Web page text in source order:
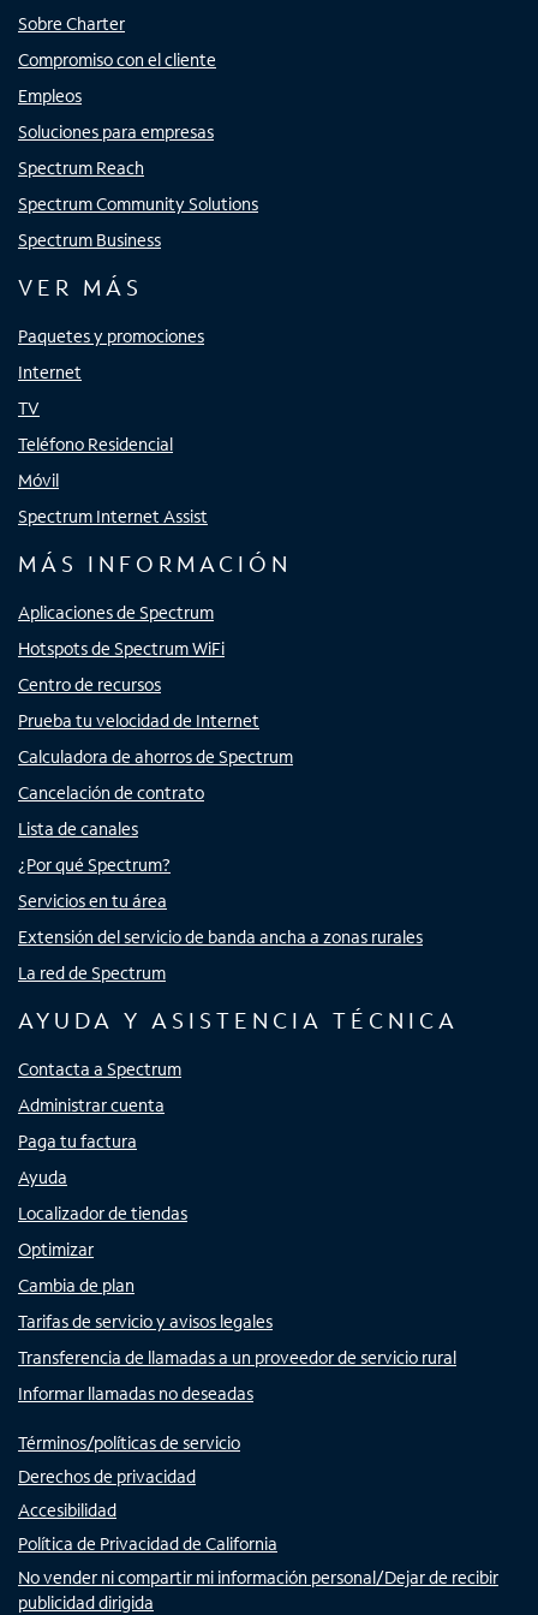
Sobre Charter
Compromiso con el cliente
Empleos
Soluciones para empresas
Spectrum Reach
Spectrum Community Solutions
Spectrum Business
VER MÁS
Paquetes y promociones
Internet
TV
Teléfono Residencial
Móvil
Spectrum Internet Assist
MÁS INFORMACIÓN
Aplicaciones de Spectrum
Hotspots de Spectrum WiFi
Centro de recursos
Prueba tu velocidad de Internet
Calculadora de ahorros de Spectrum
Cancelación de contrato
Lista de canales
¿Por qué Spectrum?
Servicios en tu área
Extensión del servicio de banda ancha a zonas rurales
La red de Spectrum
AYUDA Y ASISTENCIA TÉCNICA
Contacta a Spectrum
Administrar cuenta
Paga tu factura
Ayuda
Localizador de tiendas
Optimizar
Cambia de plan
Tarifas de servicio y avisos legales
Transferencia de llamadas a un proveedor de servicio rural
Informar llamadas no deseadas
Términos/políticas de servicio
Derechos de privacidad
Accesibilidad
Política de Privacidad de California
No vender ni compartir mi información personal/Dejar de recibir
publicidad dirigida